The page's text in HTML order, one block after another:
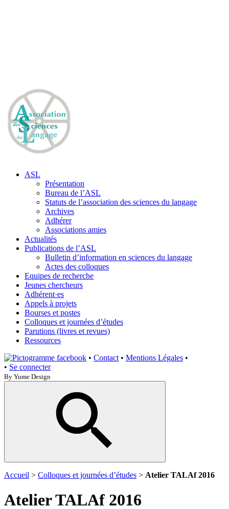
ASL
Présentation
Bureau de l’ASL
Statuts de l’association des sciences du langage
Archives
Adhérer
Associations amies
Actualités
Publications de l’ASL
Bulletin d’information en sciences du langage
Actes des colloques
Equipes de recherche
Jeunes chercheurs
Adhérent·es
Appels à projets
Bourses et postes
Colloques et journées d’études
Parutions (livres et revues)
Ressources
• Contact • Mentions Légales •
• Se connecter
By Yume Design
Accueil > Colloques et journées d’études > Atelier TALAf 2016
Atelier TALAf 2016